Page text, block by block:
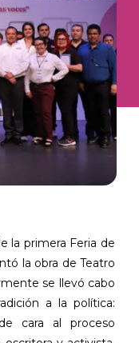
la primera Feria de
la obra de Teatro
se llevó cabo
a la política:
cara al proceso